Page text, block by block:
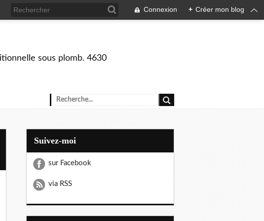
Connexion + Créer mon blog
sous plomb. 4630
Suivez-moi
sur Facebook
via RSS